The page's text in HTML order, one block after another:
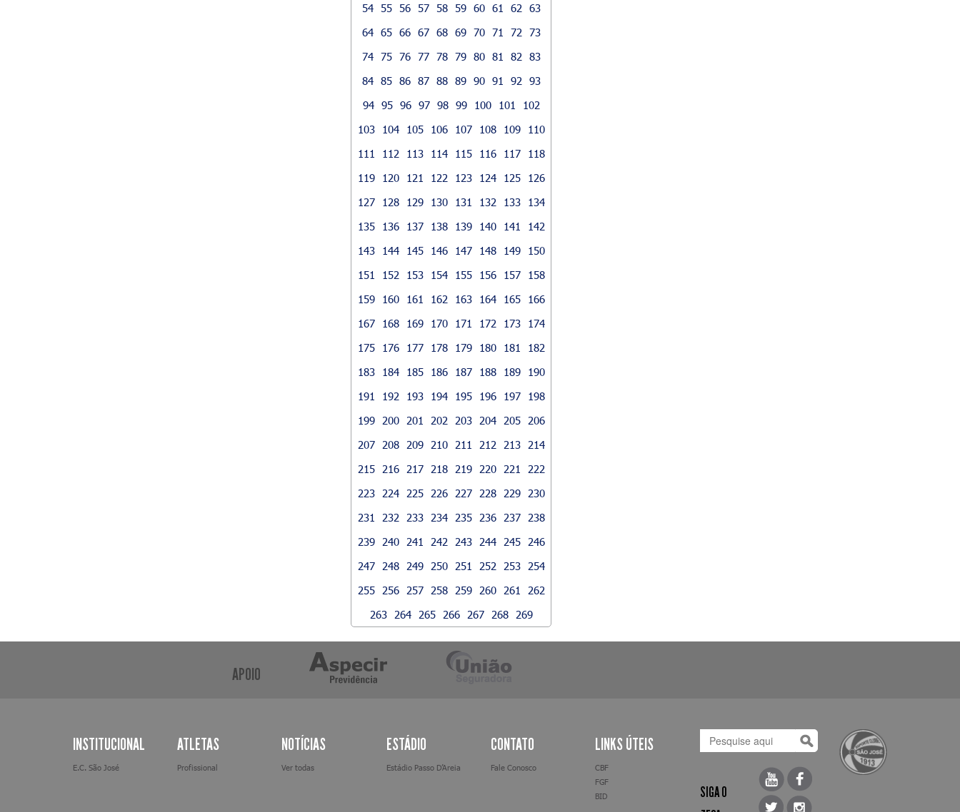
54 55 56 57 58 59 60 61 62
63
64 65 66 67 68 69 70 71 72
73
74 75 76 77 78 79 80 81 82
83
84 85 86 87 88 89 90 91 92
93
94 95 96 97 98 99 100 101
102
103
104 105 106 107 108 109
110
111
112 113 114 115 116 117
118
119
120 121 122 123 124 125
126
127
128 129 130 131 132 133
134
135
136 137 138 139 140 141
142
143
144 145 146 147 148 149
150
151
152 153 154 155 156 157
158
159
160 161 162 163 164 165
166
167
168 169 170 171 172 173
174
175
176 177 178 179 180 181
182
183
184 185 186 187 188 189
190
191
192 193 194 195 196 197
198
199
200 201 202 203 204 205
206
207
208 209 210 211 212 213
214
215
216 217 218 219 220 221
222
223
224 225 226 227 228 229
230
231
232 233 234 235 236 237
238
239
240 241 242 243 244 245
246
247
248 249 250 251 252 253
254
255
256 257 258 259 260 261
262
263
264 265 266 267 268 269
APOIO
INSTITUCIONAL
E.C. São José
ATLETAS
Profissional
NOTÍCIAS
Ver todas
ESTÁDIO
Estádio Passo D’Areia
CONTATO
Fale Conosco
LINKS ÚTEIS
CBF
FGF
BID
SIGA O